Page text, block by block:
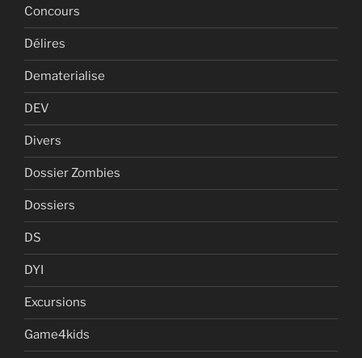
Concours
Délires
Dematerialise
DEV
Divers
Dossier Zombies
Dossiers
DS
DYI
Excursions
Game4kids